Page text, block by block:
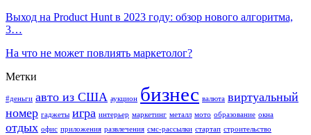
Выход на Product Hunt в 2023 году: обзор нового алгоритма,
3…
На что не может повлиять маркетолог?
Метки
#деньги авто из США аукцион бизнес валюта виртуальный
номер гаджеты игра интерьер маркетинг металл мото образование окна
отдых офис приложения развлечения смс-рассылки стартап строительство